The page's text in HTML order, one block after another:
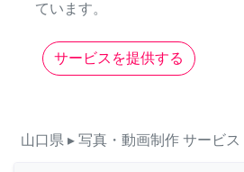
ています。
サービスを提供する
山口県 ▸ 写真・動画制作 サービス